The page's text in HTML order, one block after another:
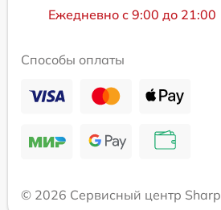
Ежедневно с 9:00 до 21:00
Способы оплаты
© 2026 Сервисный центр Sharp